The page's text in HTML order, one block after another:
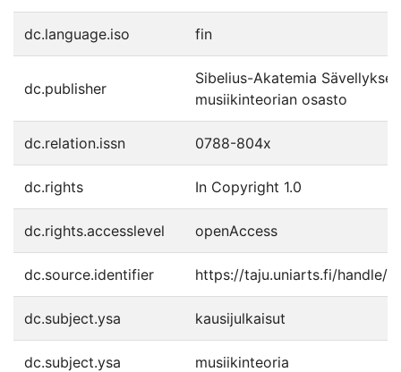
dc.language.iso fin
dc.publisher
Sibelius-Akatemia
musiikinteorian osasto
dc.relation.issn 0788-804x
dc.rights In Copyright 1.0
dc.rights.accesslevel openAccess
dc.source.identifier https://taju.uniarts.fi/handle/
dc.subject.ysa kausijulkaisut
dc.subject.ysa musiikinteoria